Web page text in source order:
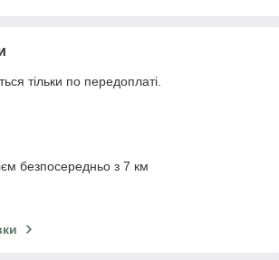
тільки по передоплаті.
безпосередньо з 7 км